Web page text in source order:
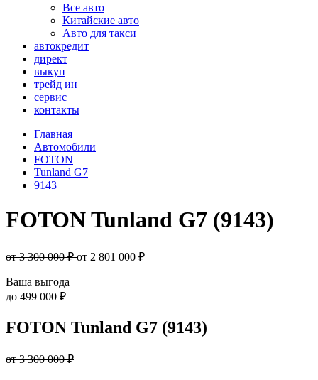
Все авто
Китайские авто
Авто для такси
автокредит
директ
выкуп
трейд ин
сервис
контакты
Главная
Автомобили
FOTON
Tunland G7
9143
FOTON Tunland G7 (9143)
от 3 300 000 ₽от 2 801 000 ₽
Ваша выгода
до 499 000 ₽
FOTON Tunland G7 (9143)
от 3 300 000 ₽